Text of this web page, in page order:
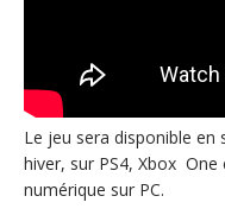
Le jeu sera disponible
hiver, sur PS4, Xbox One
numérique sur PC.